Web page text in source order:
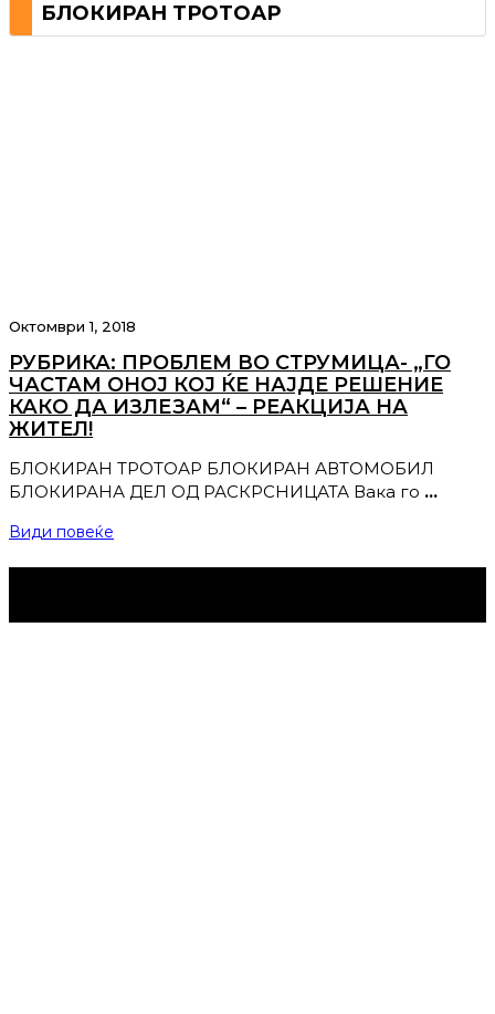
БЛОКИРАН ТРОТОАР
Октомври 1, 2018
РУБРИКА: ПРОБЛЕМ ВО СТРУМИЦА- „ГО
ЧАСТАМ ОНОЈ КОЈ ЌЕ НАЈДЕ РЕШЕНИЕ
КАКО ДА ИЗЛЕЗАМ“ – РЕАКЦИЈА НА
ЖИТЕЛ!
БЛОКИРАН ТРОТОАР БЛОКИРАН АВТОМОБИЛ
БЛОКИРАНА ДЕЛ ОД РАСКРСНИЦАТА Вака го …
Види повеќе